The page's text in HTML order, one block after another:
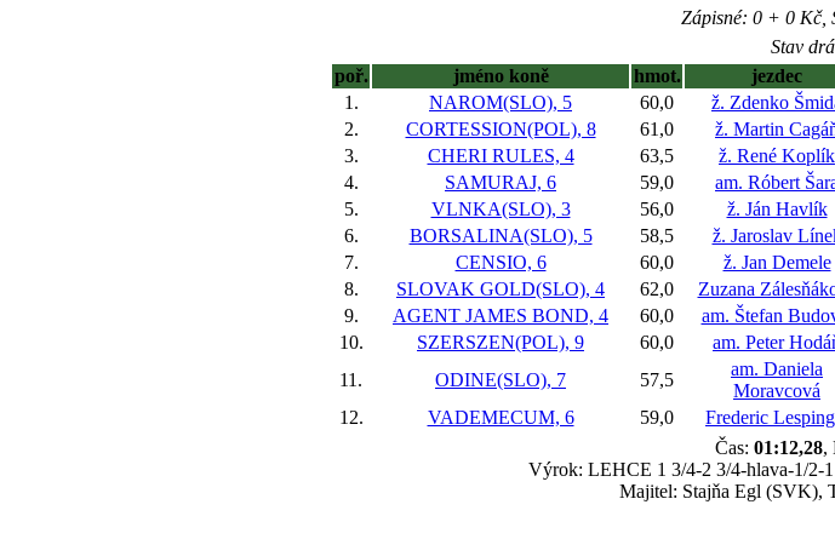
Zápisné: 0 + 0 Kč,
Stav
poř.
jméno koně hmot. jezdec
1.
NAROM(SLO), 5 60,0 ž. Zdenko
2.
CORTESSION(POL), 8 61,0 ž. Martin
3.
CHERI RULES, 4 63,5 ž. René Koplík
4.
SAMURAJ, 6 59,0 am. Róbert
5.
VLNKA(SLO), 3 56,0 ž. Ján Havlík
6.
BORSALINA(SLO), 5 58,5 ž. Jaroslav
7.
CENSIO, 6 60,0 ž. Jan Demele
8.
SLOVAK GOLD(SLO), 4 62,0 Zuzana
9.
AGENT JAMES BOND, 4 60,0 am. Štefan
10.
SZERSZEN(POL), 9 60,0 am. Peter
11.
ODINE(SLO), 7 57,5
am. Daniela
Moravcová
12.
VADEMECUM, 6 59,0 Frederic
Čas: 01:12,28,
Výrok: LEHCE 1 3/4-2 3/4-hlava-1/2-
Majitel: Stajňa Egl (SVK),